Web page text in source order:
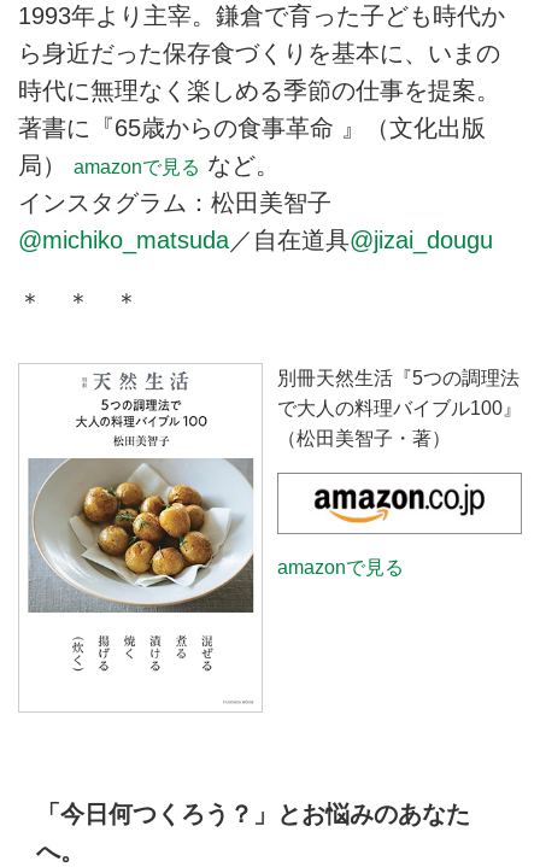
1993年より主宰。鎌倉で育った子ども時代か
ら身近だった保存食づくりを基本に、いまの
時代に無理なく楽しめる季節の仕事を提案。
著書に『65歳からの食事革命 』（文化出版
局）
amazonで見る など。
インスタグラム：松田美智子
@michiko_matsuda／自在道具@jizai_dougu
＊ ＊ ＊
別冊天然生活『5つの調理法
で大人の料理バイブル100』
（松田美智子・著）
amazonで見る
「今日何つくろう？」とお悩みのあなた
へ。